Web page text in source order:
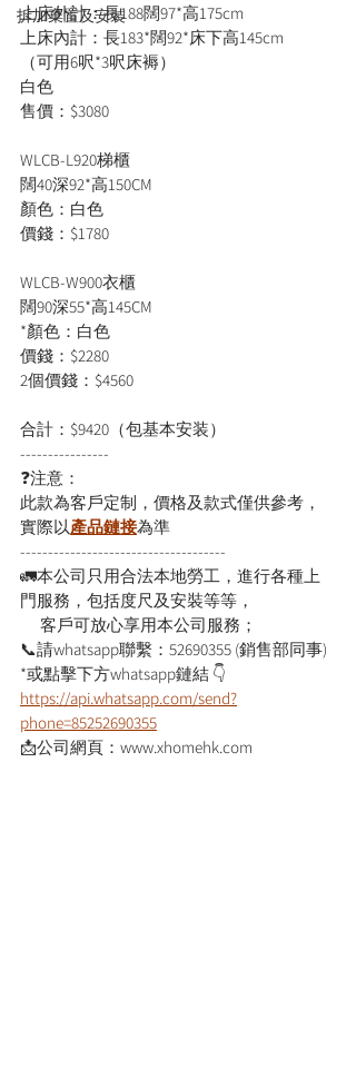
拆加棄置及安裝
上床外計：長188闊97*高175cm
上床內計：長183*闊92*床下高145cm
（可用6呎*3呎床褥）
白色
售價：$3080
WLCB-L920梯櫃
闊40深92*高150CM
顏色：白色
價錢：$1780
WLCB-W900衣櫃
闊90深55*高145CM
*顏色：白色
價錢：$2280
2個價錢：$4560
合計：$9420（包基本安装）
----------------
❓注意：
此款為客戶定制，價格及款式僅供參考，
實際以產品鏈接為準
-------------------------------------
🚛本公司只用合法本地勞工，進行各種上
門服務，包括度尺及安裝等等，
客戶可放心享用本公司服務；
📞請whatsapp聯繫：52690355 (銷售部同事)
*或點擊下方whatsapp鏈結 👇
https://api.whatsapp.com/send?
phone=85252690355
📩公司網頁：www.xhomehk.com